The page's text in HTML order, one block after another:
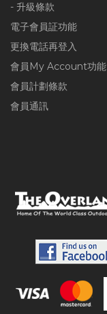
- 升級條款
電子會員証功能
更換電話再登入
會員My Account功能
會員計劃條款
會員通訊